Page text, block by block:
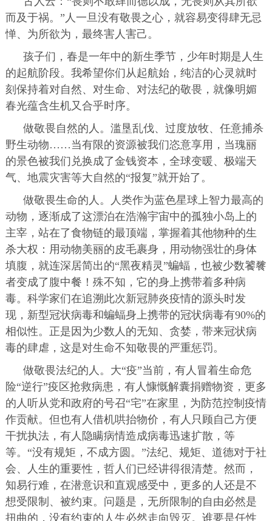
而及于祸。”人一旦没有敬畏之心，就容易变得肆无忌
惮、为所欲为，最终害人害己。
孩子们，春是一年中的新生季节，少年时期是人生
的起航阶段。我希望你们从起航始，纯洁的心灵就时
刻保持着对自然、对生命、对法纪的敬畏，就像明媚
春光蕴含生机又合乎时序。
做敬畏自然的人。滥垦乱伐、过度放牧、任意捕杀
野生动物……当有限的资源被我们恣意享用，当瑰丽
的景色被我们兑换成了金钱资本，全球变暖、极端天
气、地震灾害等大自然的“报复”就开始了。
做敬畏生命的人。
人类作为蓝色星球上智力最高的
动物，逐渐成了这漂泊在浩瀚宇宙中的孤独小岛上的
主宰，站在了食物链的最顶端，掌握着其他物种的生
杀大权：用动物美丽的皮毛裹身，用动物强壮的身体
填腹，就连深居简出的“黑夜精灵”蝙蝠，也被少数饕餮
者变成了腹中餐！殊不知，它的身上携带着多种病
毒。科学家们在追溯此次新冠肺炎疫情的源头时发
现，新型冠状病毒和蝙蝠身上携带的冠状病毒有90%的
相似性。正是因为少数人的无知、贪婪，带来冠状病
毒的肆虐，这是对生命不知敬畏的严重惩罚。
做敬畏法纪的人。 大“疫”当前，有人冒着生命危
险“逆行”疫区抢救病患，有人慷慨解囊捐赠物资，更多
的人听从党和政府的号召“宅”在家里，为防范控制疫情
作贡献。但也有人借机哄抬物价，有人只顾自己方便
干扰执法，有人隐瞒病情造成病毒迅速扩散，等
等。“没有规矩，不成方圆。”法纪、规矩、道德对于社
会、人生的重要性，哲人们已经讲得很清楚。然而，
知易行难，在潜意识和直观感受中，更多的人还是不
想受限制、被约束。问题是，无所限制的自由必然是
扭曲的，没有约束的人生必然走向毁灭。谁要是任性